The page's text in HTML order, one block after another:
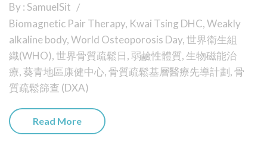
By : SamuelSit
Biomagnetic Pair Therapy, Kwai Tsing DHC,Weakly
alkaline body,World Osteoporosis Day,世界衛生組
織(WHO),世界骨質疏鬆日, 弱鹼性體質, 生物磁能治
療, 葵青地區康健中心,骨質疏鬆基層醫療先導計劃,骨
質疏鬆篩查 (DXA)
Read More